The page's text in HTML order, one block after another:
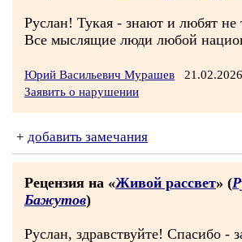
Руслан! Тукая - знают и любят не
Все мыслящие люди любой
Юрий Васильевич Мурашев
Заявить о нарушении
+ добавить замечания
Рецензия на «Живой рассвет» (
Бажутов)
Руслан, здравствуйте! Спасибо -